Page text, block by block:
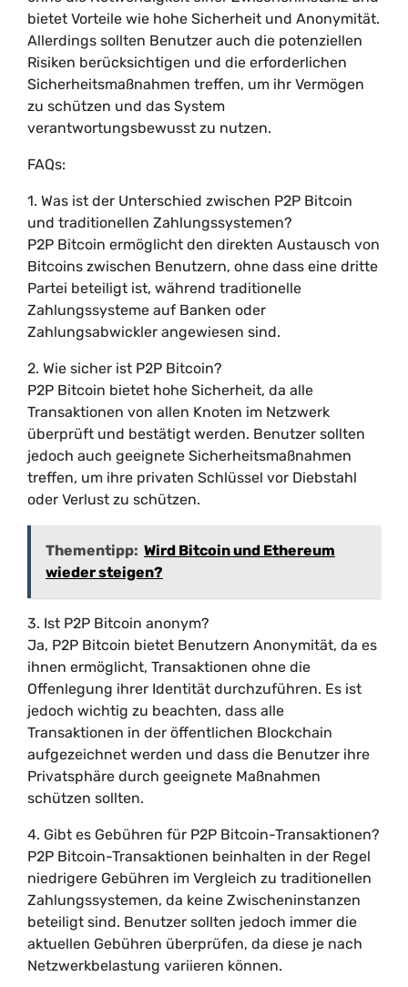
bietet Vorteile wie hohe Sicherheit und Anonymität.
Allerdings sollten Benutzer auch die potenziellen
Risiken berücksichtigen und die erforderlichen
Sicherheitsmaßnahmen treffen, um ihr Vermögen
zu schützen und das System
verantwortungsbewusst zu nutzen.
FAQs:
1. Was ist der Unterschied zwischen P2P Bitcoin
und traditionellen Zahlungssystemen?
P2P Bitcoin ermöglicht den direkten Austausch von
Bitcoins zwischen Benutzern, ohne dass eine dritte
Partei beteiligt ist, während traditionelle
Zahlungssysteme auf Banken oder
Zahlungsabwickler angewiesen sind.
2. Wie sicher ist P2P Bitcoin?
P2P Bitcoin bietet hohe Sicherheit, da alle
Transaktionen von allen Knoten im Netzwerk
überprüft und bestätigt werden. Benutzer sollten
jedoch auch geeignete Sicherheitsmaßnahmen
treffen, um ihre privaten Schlüssel vor Diebstahl
oder Verlust zu schützen.
Thementipp: Wird Bitcoin und Ethereum
wieder steigen?
3. Ist P2P Bitcoin anonym?
Ja, P2P Bitcoin bietet Benutzern Anonymität, da es
ihnen ermöglicht, Transaktionen ohne die
Offenlegung ihrer Identität durchzuführen. Es ist
jedoch wichtig zu beachten, dass alle
Transaktionen in der öffentlichen Blockchain
aufgezeichnet werden und dass die Benutzer ihre
Privatsphäre durch geeignete Maßnahmen
schützen sollten.
4. Gibt es Gebühren für P2P Bitcoin-Transaktionen?
P2P Bitcoin-Transaktionen beinhalten in der Regel
niedrigere Gebühren im Vergleich zu traditionellen
Zahlungssystemen, da keine Zwischeninstanzen
beteiligt sind. Benutzer sollten jedoch immer die
aktuellen Gebühren überprüfen, da diese je nach
Netzwerkbelastung variieren können.